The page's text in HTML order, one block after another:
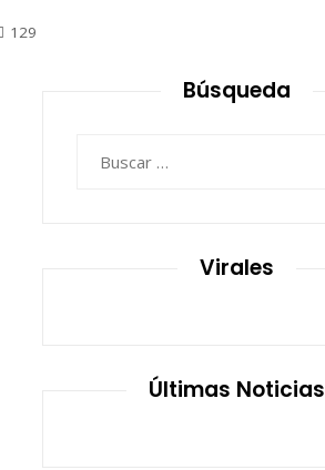
129
Búsqueda
Virales
Últimas Noticias